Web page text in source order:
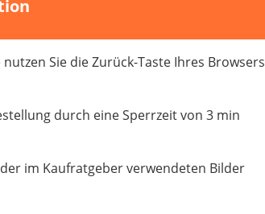
Sie die Zurück-Taste Ihres Browsers
durch eine Sperrzeit von 3 min
im Kaufratgeber verwendeten Bilder